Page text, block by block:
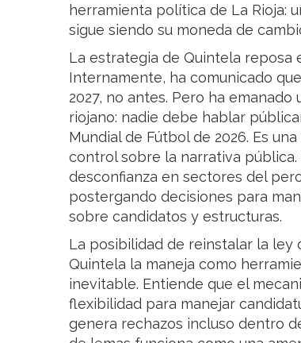
herramienta política de La Rioja:
sigue siendo su moneda de
La estrategia de Quintela reposa
Internamente, ha comunicado
2027, no antes. Pero ha
riojano: nadie debe hablar
Mundial de Fútbol de 2026. Es
control sobre la narrativa
desconfianza en sectores del
postergando decisiones para
sobre candidatos y estructuras.
La posibilidad de reinstalar la ley
Quintela la maneja como
inevitable. Entiende que el
flexibilidad para manejar
genera rechazos incluso dentro